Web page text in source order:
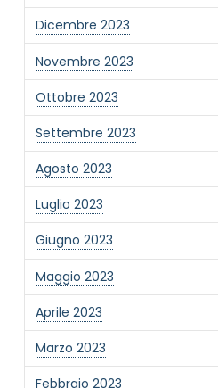
Dicembre 2023
Novembre 2023
Ottobre 2023
Settembre 2023
Agosto 2023
Luglio 2023
Giugno 2023
Maggio 2023
Aprile 2023
Marzo 2023
Febbraio 2023
Invia